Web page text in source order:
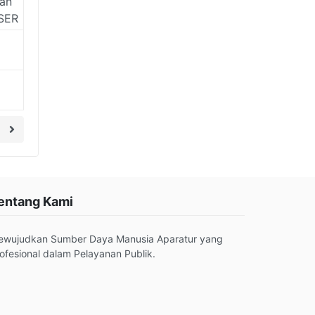
Kami
Sumber Daya Manusia Aparatur yang
dalam Pelayanan Publik.